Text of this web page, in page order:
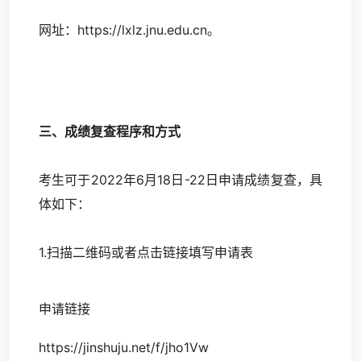
网址：https://lxlz.jnu.edu.cn。
三、成绩复查程序和方式
考生可于2022年6月18日-22日申请成绩复查，具
体如下：
1.扫描二维码或者点击链接填写申请表
申请链接
https://jinshuju.net/f/jho1Vw